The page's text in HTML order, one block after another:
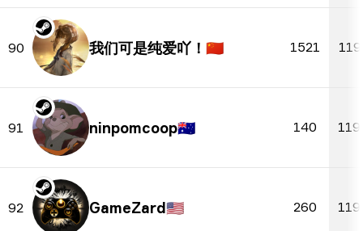
90 我们可是纯爱吖！ 🇨🇳 1521
91 ninpomcoop🇦🇺 140
92 GameZard🇺🇸 260